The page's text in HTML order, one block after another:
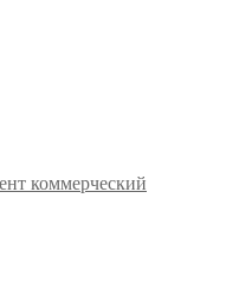
коммерческий